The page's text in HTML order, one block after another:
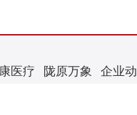
医疗 陇原万象 企业